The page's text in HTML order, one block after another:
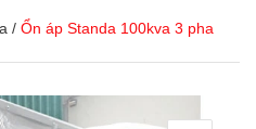
/ Ổn áp Standa 100kva 3 pha